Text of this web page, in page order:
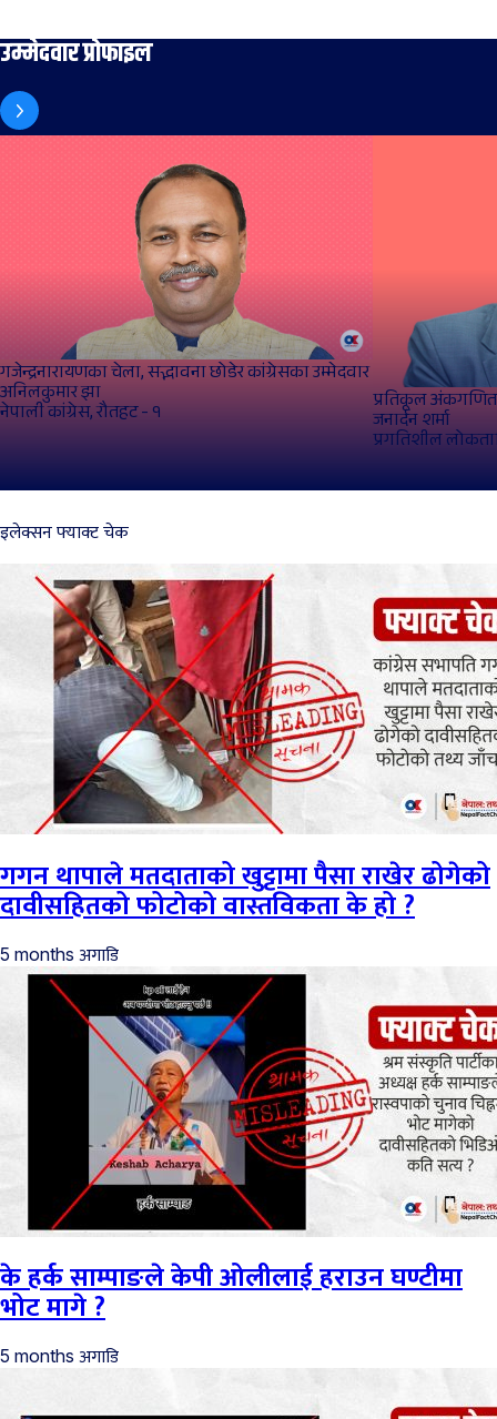
उम्मेदवार प्रोफाइल
गजेन्द्रनारायणका चेला, सद्भावना छोडेर कांग्रेसका उम्मेदवार
अनिलकुमार झा
नेपाली कांग्रेस, रौतहट - १ प्रतिकूल
जनार्दन शर्मा
प्रगतिशील
इलेक्सन फ्याक्ट चेक
गगन थापाले मतदाताको खुट्टामा पैसा राखेर ढोगेको
दावीसहितको फोटोको वास्तविकता के हो ?
5 months अगाडि
के हर्क साम्पाङले केपी ओलीलाई हराउन घण्टीमा
भोट मागे ?
5 months अगाडि